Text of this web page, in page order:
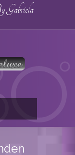
Gabriela